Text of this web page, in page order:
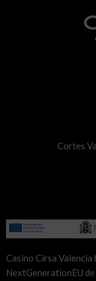
Cortes
Casino Cirsa
NextGenerationEU